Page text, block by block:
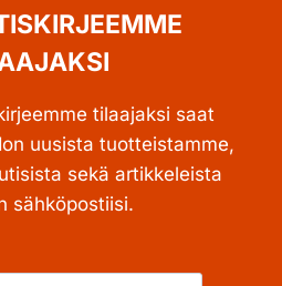
tilaajaksi saat
uusista tuotteistamme,
sekä artikkeleista
sähköpostiisi.